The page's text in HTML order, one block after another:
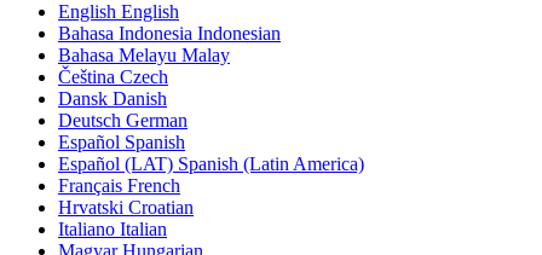
English English
Bahasa Indonesia Indonesian
Bahasa Melayu Malay
Čeština Czech
Dansk Danish
Deutsch German
Español Spanish
Español (LAT) Spanish (Latin America)
Français French
Hrvatski Croatian
Italiano Italian
Magyar Hungarian